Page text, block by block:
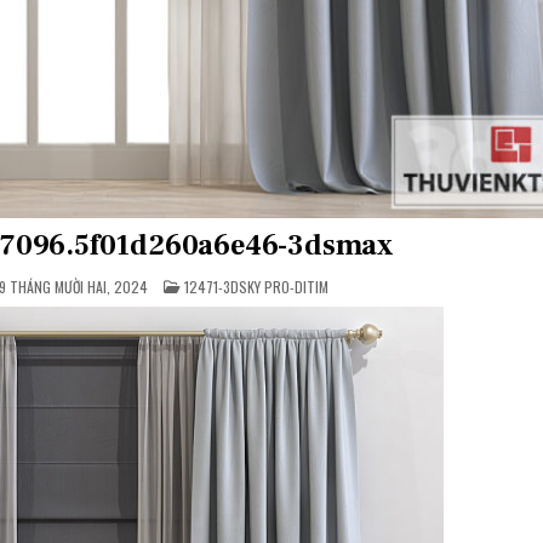
3dsmax
THÁNG MƯỜI HAI, 2024 POSTED
IN
12471-3DSKY PRO-DITIM